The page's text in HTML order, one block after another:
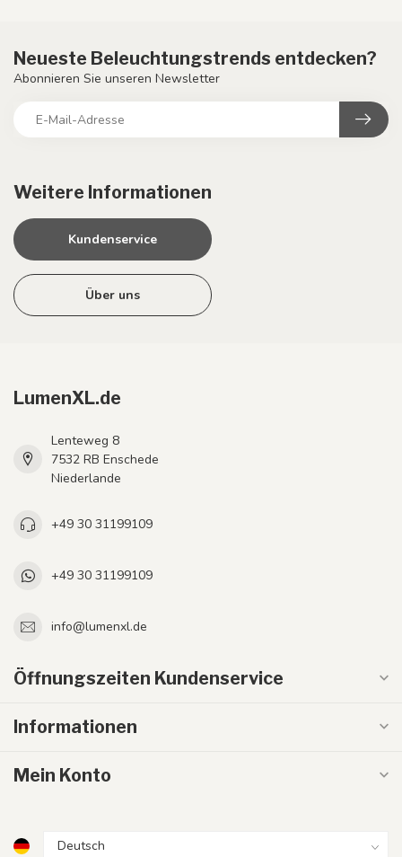
Weitere Informationen
Kundenservice
Über uns
Neueste Beleuchtungstrends entdecken?
Abonnieren Sie unseren Newsletter
LumenXL.de
Lenteweg 8
7532 RB Enschede
Niederlande
+49 30 31199109
+49 30 31199109
info@lumenxl.de
Öffnungszeiten Kundenservice
Informationen
Mein Konto